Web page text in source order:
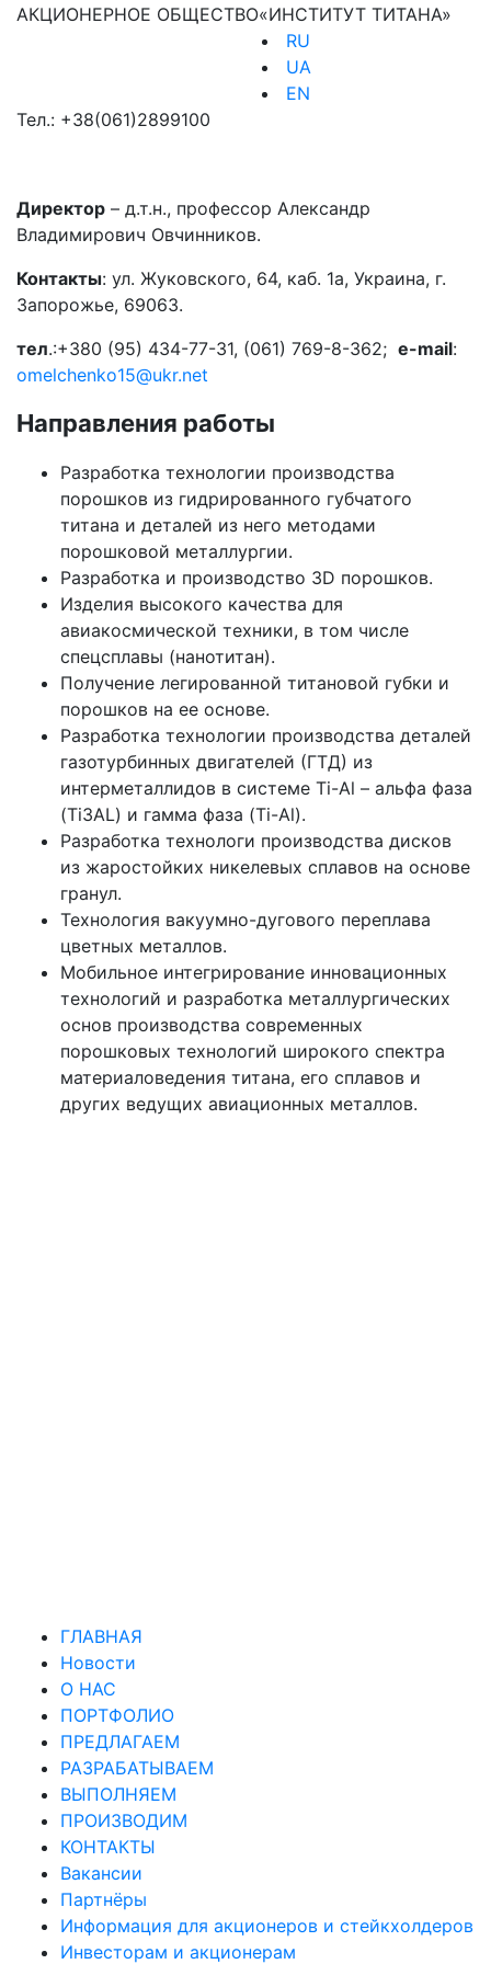
АКЦИОНЕРНОЕ ОБЩЕСТВО«ИНСТИТУТ ТИТАНА»
RU
UA
EN
Тел.: +38(061)2899100
Директор – д.т.н., профессор Александр
Владимирович Овчинников.
Контакты: ул. Жуковского, 64, каб. 1а, Украина, г.
Запорожье, 69063.
тел.:+380 (95) 434-77-31, (061) 769-8-362; e-mail:
omelchenko15@ukr.net
Направления работы
Разработка технологии производства
порошков из гидрированного губчатого
титана и деталей из него методами
порошковой металлургии.
Разработка и производство 3D порошков.
Изделия высокого качества для
авиакосмической техники, в том числе
спецсплавы (нанотитан).
Получение легированной титановой губки и
порошков на ее основе.
Разработка технологии производства деталей
газотурбинных двигателей (ГТД) из
интерметаллидов в системе Ti-Al – альфа фаза
(Ti3AL) и гамма фаза (Ti-Al).
Разработка технологи производства дисков
из жаростойких никелевых сплавов на основе
гранул.
Технология вакуумно-дугового переплава
цветных металлов.
Мобильное интегрирование инновационных
технологий и разработка металлургических
основ производства современных
порошковых технологий широкого спектра
материаловедения титана, его сплавов и
других ведущих авиационных металлов.
ГЛАВНАЯ
Новости
О НАС
ПОРТФОЛИО
ПРЕДЛАГАЕМ
РАЗРАБАТЫВАЕМ
ВЫПОЛНЯЕМ
ПРОИЗВОДИМ
КОНТАКТЫ
Вакансии
Партнёры
Информация для акционеров и стейкхолдеров
Инвесторам и акционерам